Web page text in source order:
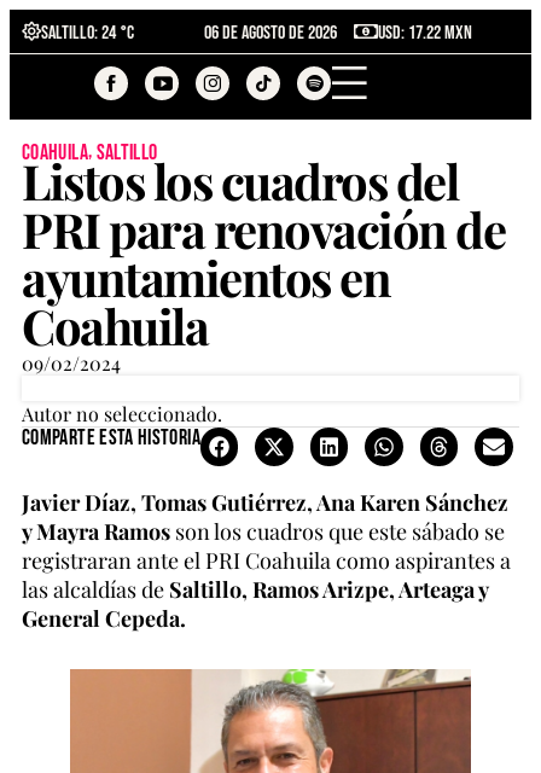
Saltillo: 24 °C 06 de agosto de 2026 USD: 17.22 MXN
coahuila,saltillo
Listos los cuadros del
PRI para renovación de
ayuntamientos en
Coahuila
09/02/2024
Autor no seleccionado.
Comparte esta historia
Javier Díaz, Tomas Gutiérrez, Ana Karen Sánchez
y Mayra Ramos son los cuadros que este sábado se
registraran ante el PRI Coahuila como aspirantes a
las alcaldías de Saltillo, Ramos Arizpe, Arteaga y
General Cepeda.